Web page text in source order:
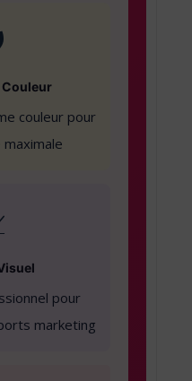
couleur pour
pour
marketing